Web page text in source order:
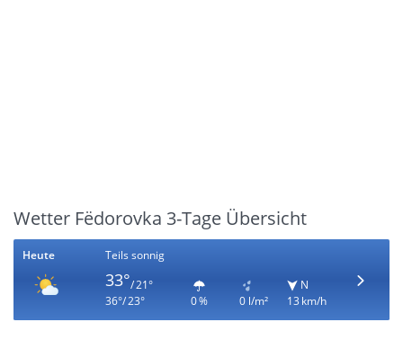
Wetter Fëdorovka 3-Tage Übersicht
Heute Teils sonnig
33°/ 21°
36°/ 23°
0 % 0 l/m²
N
13 km/h